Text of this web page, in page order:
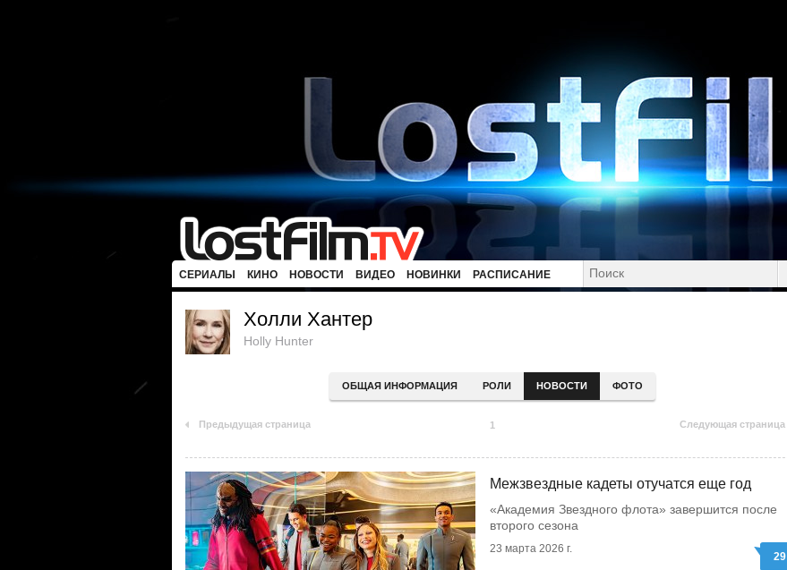
СЕРИАЛЫ КИНО НОВОСТИ ВИДЕО НОВИНКИ РАСПИСАНИЕ
Холли Хантер
Holly Hunter
ОБЩАЯ ИНФОРМАЦИЯ РОЛИ НОВОСТИ ФОТО
Предыдущая страница 1 Следующая страница
Межзвездные кадеты отучатся еще год
«Академия Звездного флота» завершится после
второго сезона
23 марта 2026 г.
29